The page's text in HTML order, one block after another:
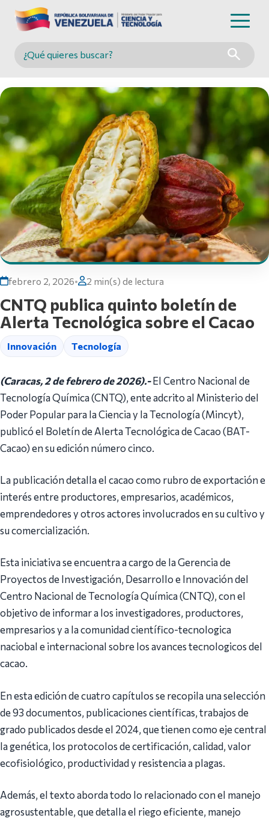
Buscar en MINCYT
febrero 2, 2026• 2 min(s) de lectura
CNTQ publica quinto boletín de
Alerta Tecnológica sobre el Cacao
Innovación Tecnología
(Caracas, 2 de febrero de 2026).-El Centro Nacional de
Tecnología Química (CNTQ), ente adcrito al Ministerio del
Poder Popular para la Ciencia y la Tecnología (Mincyt),
publicó el Boletín de Alerta Tecnológica de Cacao (BAT-
Cacao) en su edición número cinco.
La publicación detalla el cacao como rubro de exportación e
interés entre productores, empresarios, académicos,
emprendedores y otros actores involucrados en su cultivo y
su comercialización.
Esta iniciativa se encuentra a cargo de la Gerencia de
Proyectos de Investigación, Desarrollo e Innovación del
Centro Nacional de Tecnología Química (CNTQ), con el
objetivo de informar a los investigadores, productores,
empresarios y a la comunidad científico-tecnologica
naciobal e internacional sobre los avances tecnologicos del
cacao.
En esta edición de cuatro capítulos se recopila una selección
de 93 documentos, publicaciones científicas, trabajos de
grado publicados desde el 2024, que tienen como eje central
la genética, los protocolos de certificación, calidad, valor
ecofisiológico, productividad y resistencia a plagas.
Además, el texto aborda todo lo relacionado con el manejo
agrosustentable, que detalla el riego eficiente, manejo